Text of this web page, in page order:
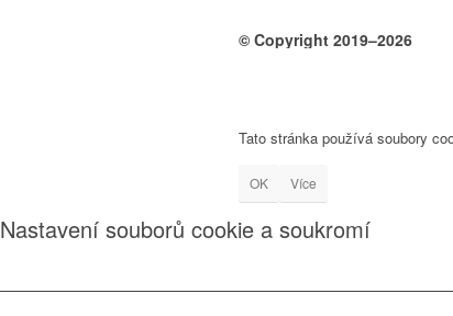
© Copyright 2019–2026
Tato stránka používá soubory
OK Více
Nastavení souborů cookie a soukromí